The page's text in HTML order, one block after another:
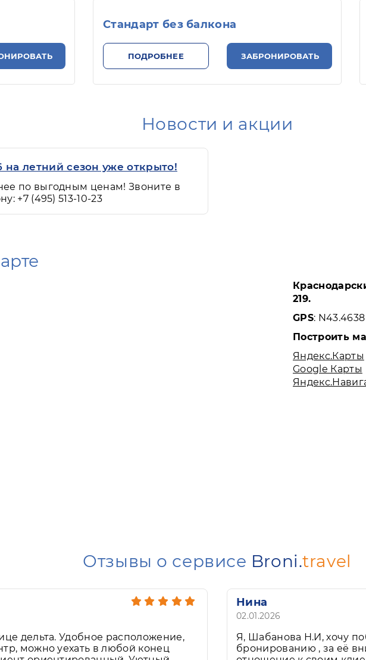
Стандарт без балкона
ПОДРОБНЕЕ ЗАБРОНИРОВАТЬ
Новости и акции
летний сезон уже открыто!
по выгодным ценам! Звоните в
+7 (495) 513-10-23
219.
GPS:
Построить
Яндекс.Карты
Google Карты
Отзывы о сервисе Broni.travel
дельта. Удобное расположение,
можно уехать в любой конец
Нина
02.01.2026
Я, Шабанова Н.И, хочу
бронированию , за её